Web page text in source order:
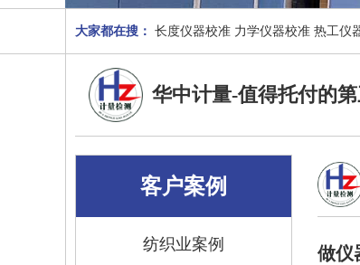
大家都在搜： 长度仪器校准 力学仪器校准 热工仪
华中计量-值得托付的
客户案例
纺织业案例 做仪